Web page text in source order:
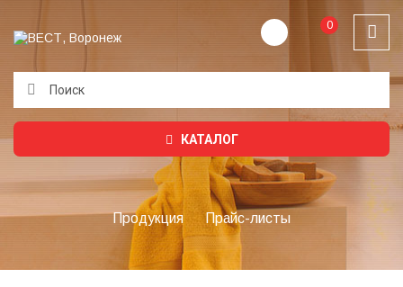
0
КАТАЛОГ
Продукция Прайс-листы